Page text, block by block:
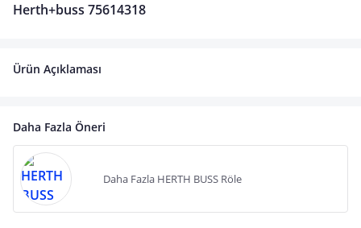
Herth+buss 75614318
Ürün Açıklaması
Daha Fazla Öneri
Daha Fazla HERTH BUSS Röle